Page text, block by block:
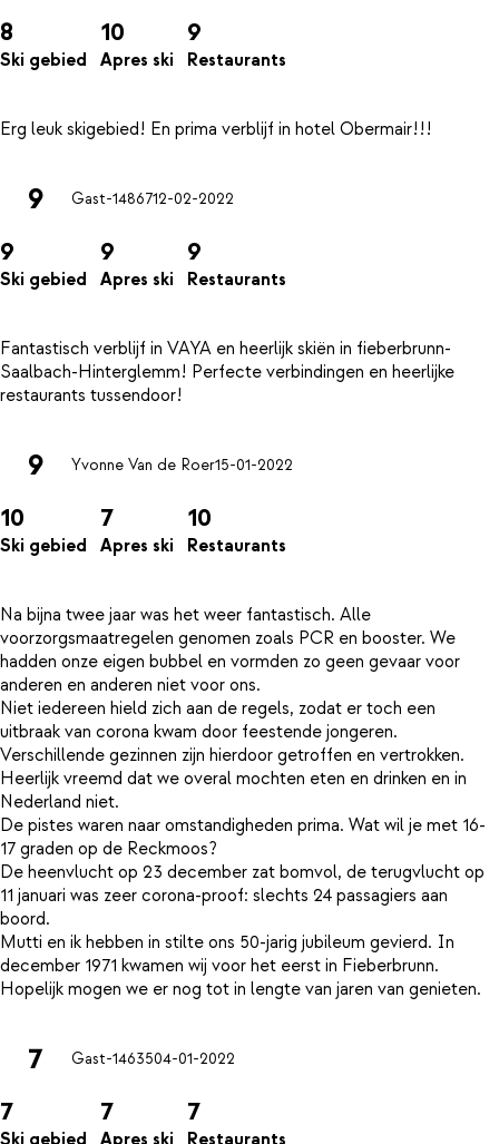
8
Ski gebied
10
Apres ski
9
Restaurants
9 Gast-1486712-02-2022
9
Ski gebied
9
Apres ski
9
Restaurants
Fantastisch verblijf in VAYA en heerlijk skiën in fieberbrunn-
Saalbach-Hinterglemm! Perfecte verbindingen en heerlijke
9 Yvonne Van de Roer15-01-2022
10
Ski gebied
7
Apres ski
10
Restaurants
Na bijna twee jaar was het weer fantastisch. Alle
voorzorgsmaatregelen genomen zoals PCR en booster. We
hadden onze eigen bubbel en vormden zo geen gevaar voor
anderen en anderen niet voor ons.
Niet iedereen hield zich aan de regels, zodat er toch een
uitbraak van corona kwam door feestende jongeren.
Verschillende gezinnen zijn hierdoor getroffen en vertrokken.
Heerlijk vreemd dat we overal mochten eten en drinken en in
Nederland niet.
De pistes waren naar omstandigheden prima. Wat wil je met 16-
17 graden op de Reckmoos?
De heenvlucht op 23 december zat bomvol, de terugvlucht op
11 januari was zeer corona-proof: slechts 24 passagiers aan
boord.
Mutti en ik hebben in stilte ons 50-jarig jubileum gevierd. In
december 1971 kwamen wij voor het eerst in Fieberbrunn.
7 Gast-1463504-01-2022
7 7 7